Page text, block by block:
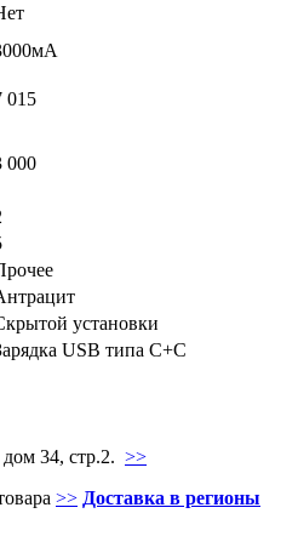
015
000
установки
USB типа С+С
34, стр.2. >>
>> Доставка в регионы